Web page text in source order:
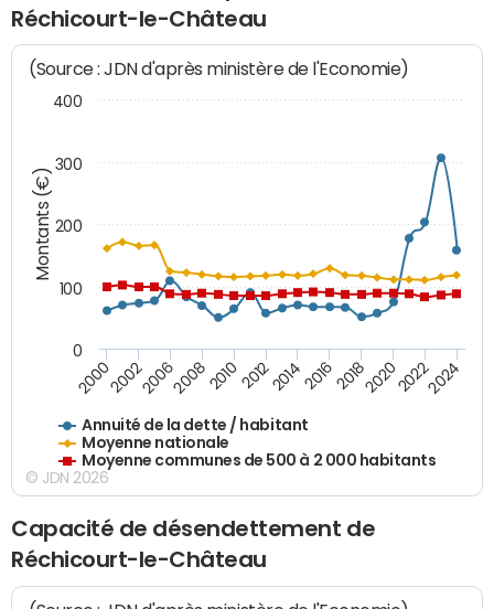
Réchicourt-le-Château
Montants (€)
(Source : JDN d'après ministère de l'Economie)
Annuité de la dette / habitant
Moyenne nationale
Moyenne communes de 500 à 2 000 habitants
200020022006200820102012201420162018202020222024
0
100
200
300
400
© JDN 2026
Capacité de désendettement de
Réchicourt-le-Château